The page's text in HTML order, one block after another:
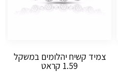
צמיד קשיח יהלומים במשקל
1.59 קראט